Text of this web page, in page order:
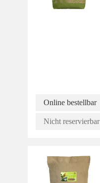
Online bestellbar
Nicht reservierbar